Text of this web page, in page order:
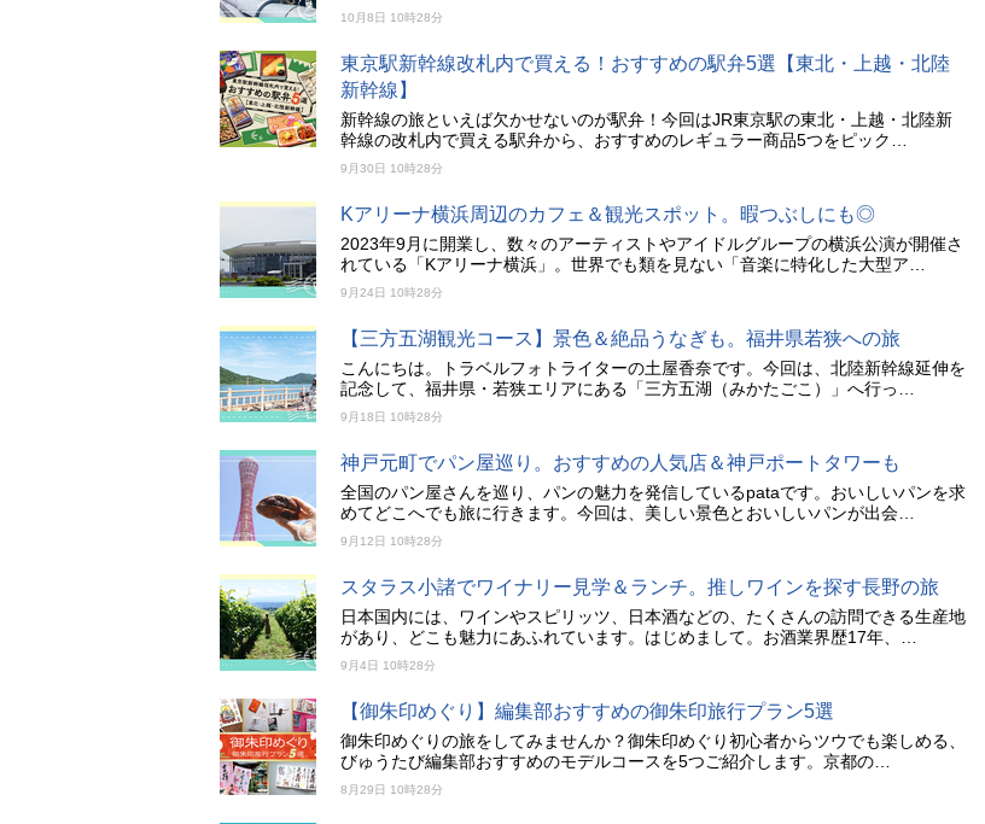
10月8日 10時28分
東京駅新幹線改札内で買える！おすすめの駅弁5選【東北・上越・北陸
新幹線】
新幹線の旅といえば欠かせないのが駅弁！今回はJR東京駅の東北・上越・北陸新
幹線の改札内で買える駅弁から、おすすめのレギュラー商品5つをピック…
9月30日 10時28分
Kアリーナ横浜周辺のカフェ＆観光スポット。暇つぶしにも◎
2023年9月に開業し、数々のアーティストやアイドルグループの横浜公演が開催さ
れている「Kアリーナ横浜」。世界でも類を見ない「音楽に特化した大型ア…
9月24日 10時28分
【三方五湖観光コース】景色＆絶品うなぎも。福井県若狭への旅
こんにちは。トラベルフォトライターの土屋香奈です。今回は、北陸新幹線延伸を
記念して、福井県・若狭エリアにある「三方五湖（みかたごこ）」へ行っ…
9月18日 10時28分
神戸元町でパン屋巡り。おすすめの人気店＆神戸ポートタワーも
全国のパン屋さんを巡り、パンの魅力を発信しているpataです。おいしいパンを求
めてどこへでも旅に行きます。今回は、美しい景色とおいしいパンが出会…
9月12日 10時28分
スタラス小諸でワイナリー見学＆ランチ。推しワインを探す長野の旅
日本国内には、ワインやスピリッツ、日本酒などの、たくさんの訪問できる生産地
があり、どこも魅力にあふれています。はじめまして。お酒業界歴17年、…
9月4日 10時28分
【御朱印めぐり】編集部おすすめの御朱印旅行プラン5選
御朱印めぐりの旅をしてみませんか？御朱印めぐり初心者からツウでも楽しめる、
びゅうたび編集部おすすめのモデルコースを5つご紹介します。京都の…
8月29日 10時28分